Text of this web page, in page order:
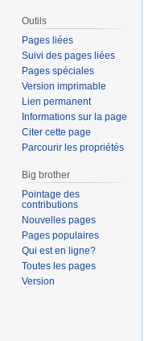
Outils
Pages liées
Suivi des pages liées
Pages spéciales
Version imprimable
Lien permanent
Informations sur la page
Citer cette page
Parcourir les propriétés
Big brother
Pointage des
contributions
Nouvelles pages
Pages populaires
Qui est en ligne?
Toutes les pages
Version